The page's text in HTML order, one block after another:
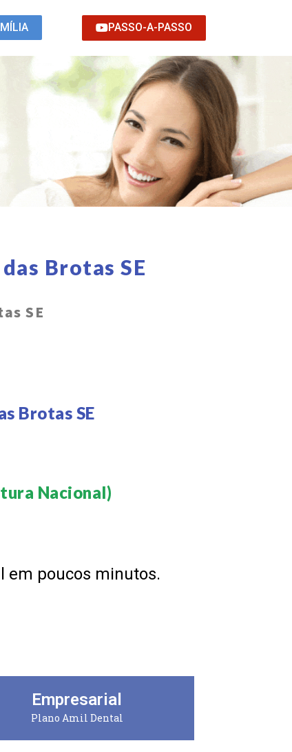
PASSO-A-PASSO
Brotas SE
SE
Brotas SE
Nacional)​
em poucos minutos.
Empresarial
Plano Amil Dental